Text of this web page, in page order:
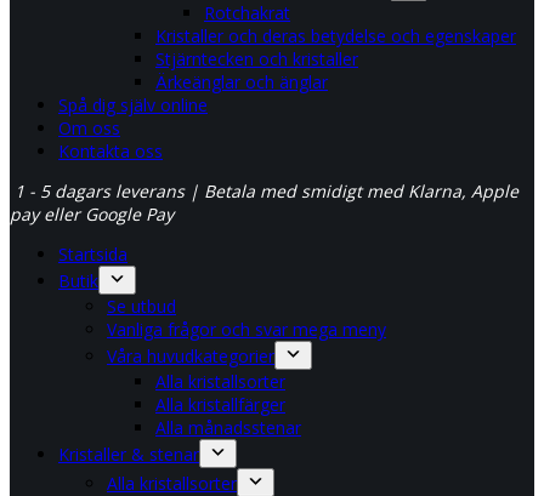
Rotchakrat
Kristaller och deras betydelse och egenskaper
Stjärntecken och kristaller
Ärkeänglar och änglar
Spå dig själv online
Om oss
Kontakta oss
1 - 5 dagars leverans | Betala med smidigt med Klarna, Apple
pay eller Google Pay
Startsida
Butik
Se utbud
Vanliga frågor och svar mega meny
Våra huvudkategorier
Alla kristallsorter
Alla kristallfärger
Alla månadsstenar
Kristaller & stenar
Alla kristallsorter